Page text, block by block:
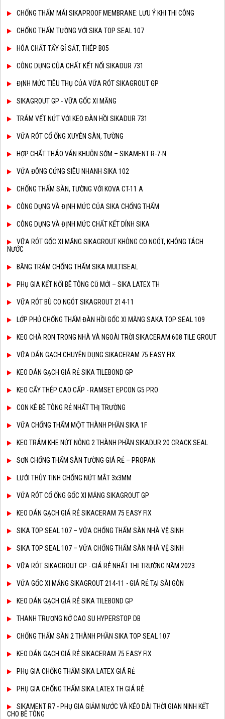
CHỐNG THẤM MÁI SIKAPROOF MEMBRANE: LƯU Ý KHI THI CÔNG
CHỐNG THẤM TƯỜNG VỚI SIKA TOP SEAL 107
HÓA CHẤT TẨY GỈ SẮT, THÉP B05
CÔNG DỤNG CỦA CHẤT KẾT NỐI SIKADUR 731
ĐỊNH MỨC TIÊU THỤ CỦA VỮA RÓT SIKAGROUT GP
SIKAGROUT GP - VỮA GỐC XI MĂNG
TRÁM VẾT NỨT VỚI KEO ĐÀN HỒI SIKADUR 731
VỮA RÓT CỔ ỐNG XUYÊN SÀN, TƯỜNG
HỢP CHẤT THÁO VÁN KHUÔN SỚM – SIKAMENT R-7-N
VỮA ĐÔNG CỨNG SIÊU NHANH SIKA 102
CHỐNG THẤM SÀN, TƯỜNG VỚI KOVA CT-11 A
CÔNG DỤNG VÀ ĐỊNH MỨC CỦA SIKA CHỐNG THẤM
CÔNG DỤNG VÀ ĐỊNH MỨC CHẤT KẾT DÍNH SIKA
VỮA RÓT GỐC XI MĂNG SIKAGROUT KHÔNG CO NGÓT, KHÔNG TÁCH
NƯỚC
BĂNG TRÁM CHỐNG THẤM SIKA MULTISEAL
PHỤ GIA KẾT NỐI BÊ TÔNG CŨ MỚI – SIKA LATEX TH
VỮA RÓT BÙ CO NGÓT SIKAGROUT 214-11
LỚP PHỦ CHỐNG THẤM ĐÀN HỒI GỐC XI MĂNG SAKA TOP SEAL 109
KEO CHÀ RON TRONG NHÀ VÀ NGOÀI TRỜI SIKACERAM 608 TILE GROUT
VỮA DÁN GẠCH CHUYÊN DỤNG SIKACERAM 75 EASY FIX
KEO DÁN GẠCH GIÁ RẺ SIKA TILEBOND GP
KEO CẤY THÉP CAO CẤP - RAMSET EPCON G5 PRO
CON KÊ BÊ TÔNG RẺ NHẤT THỊ TRƯỜNG
VỮA CHỐNG THẤM MỘT THÀNH PHẦN SIKA 1F
KEO TRÁM KHE NỨT NÔNG 2 THÀNH PHẦN SIKADUR 20 CRACK SEAL
SƠN CHỐNG THẤM SÀN TƯỜNG GIÁ RẺ – PROPAN
LƯỚI THỦY TINH CHỐNG NỨT MẮT 3x3MM
VỮA RÓT CỔ ỐNG GỐC XI MĂNG SIKAGROUT GP
KEO DÁN GẠCH GIÁ RẺ SIKACERAM 75 EASY FIX
SIKA TOP SEAL 107 – VỮA CHỐNG THẤM SÀN NHÀ VỆ SINH
SIKA TOP SEAL 107 – VỮA CHỐNG THẤM SÀN NHÀ VỆ SINH
VỮA RÓT SIKAGROUT GP - GIÁ RẺ NHẤT THỊ TRƯỜNG NĂM 2023
VỮA GỐC XI MĂNG SIKAGROUT 214-11 - GIÁ RẺ TẠI SÀI GÒN
KEO DÁN GẠCH GIÁ RẺ SIKA TILEBOND GP
THANH TRƯƠNG NỞ CAO SU HYPERSTOP DB
CHỐNG THẤM SÀN 2 THÀNH PHẦN SIKA TOP SEAL 107
KEO DÁN GẠCH GIÁ RẺ SIKACERAM 75 EASY FIX
PHỤ GIA CHỐNG THẤM SIKA LATEX GIÁ RẺ
PHỤ GIA CHỐNG THẤM SIKA LATEX TH GIÁ RẺ
SIKAMENT R7 - PHỤ GIA GIẢM NƯỚC VÀ KÉO DÀI THỜI GIAN NINH KẾT
CHO BÊ TÔNG